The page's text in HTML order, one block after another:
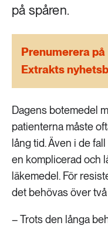
473 ARTIKLAR
på spåren.
Prenumerera på
Extrakts
Dagens botemedel
patienterna måste
lång tid. Även i de
en komplicerad och
läkemedel. För
det behövas över
– Trots den långa